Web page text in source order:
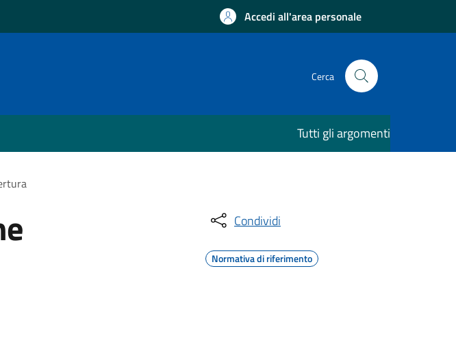
Accedi all'area personale
Cerca
Tutti gli argomenti
Condividi
Normativa di riferimento